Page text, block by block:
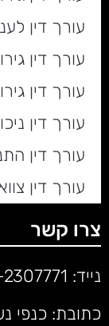
עורך דין
עורך דין
עורך דין
עורך דין
עורך דין
עורך דין
צרו קשר
נייד:
כתובת: כנפי נשרים